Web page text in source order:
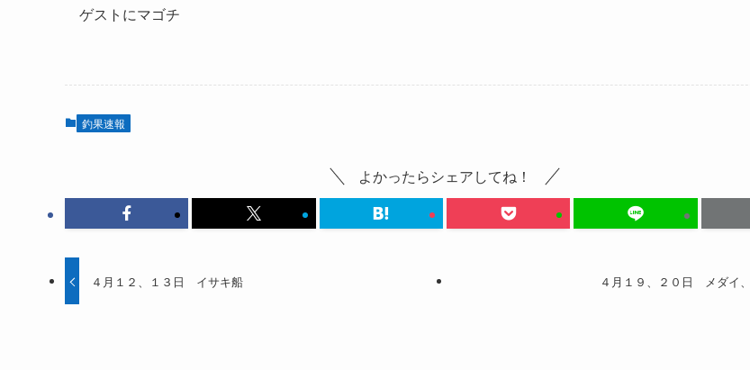
ゲストにマゴチ
釣果速報
よかったらシェアしてね！
４月１２、１３日 イサキ船 ４月１９、２０日 メダイ